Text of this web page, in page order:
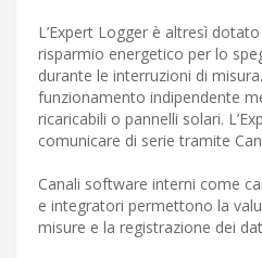
L’Expert Logger è altresì
risparmio energetico per lo
durante le interruzioni di misura.
funzionamento indipendente
ricaricabili o pannelli solari.
comunicare di serie tramite
Canali software interni come
e integratori permettono la
misure e la registrazione dei